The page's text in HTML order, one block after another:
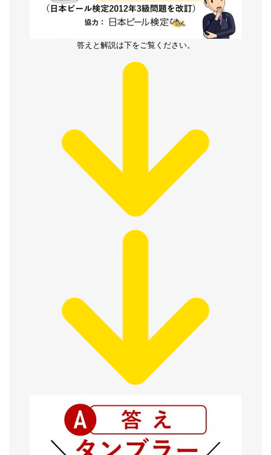
答えと解説は下をご覧ください。